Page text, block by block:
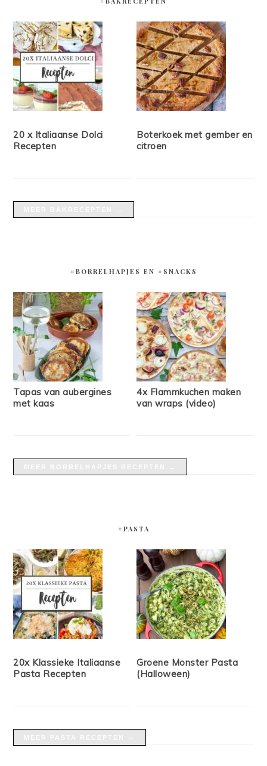
20 x Italiaanse Dolci
Recepten
Boterkoek met gember en
citroen
#BORRELHAPJES EN #SNACKS
Tapas van aubergines
met kaas
4x Flammkuchen maken
van wraps (video)
#PASTA
20x Klassieke Italiaanse
Pasta Recepten
Groene Monster Pasta
(Halloween)